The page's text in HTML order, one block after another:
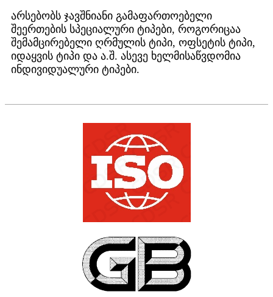
არსებობს ჯავშნიანი გამაფართოებელი
შეერთების სპეციალური ტიპები, როგორიცაა
შემამცირებელი ღრმულის ტიპი, ოფსეტის ტიპი,
იდაყვის ტიპი და ა.შ. ასევე ხელმისაწვდომია
ინდივიდუალური ტიპები.